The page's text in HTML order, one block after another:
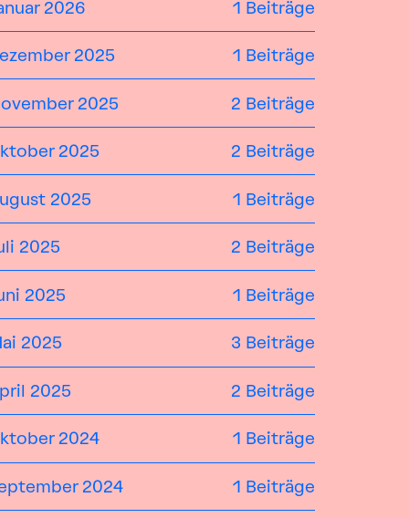
2026 1 Beiträge
2025 1 Beiträge
2025 2 Beiträge
2025 2 Beiträge
2025 1 Beiträge
2025 2 Beiträge
2025 1 Beiträge
2025 3 Beiträge
2025 2 Beiträge
2024 1 Beiträge
2024 1 Beiträge